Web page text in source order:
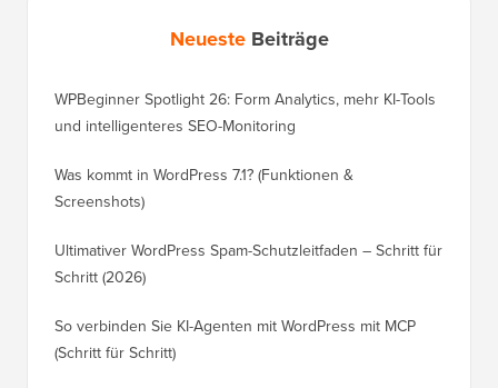
Neueste Beiträge
WPBeginner Spotlight 26: Form Analytics, mehr KI-Tools
und intelligenteres SEO-Monitoring
Was kommt in WordPress 7.1? (Funktionen &
Screenshots)
Ultimativer WordPress Spam-Schutzleitfaden – Schritt für
Schritt (2026)
So verbinden Sie KI-Agenten mit WordPress mit MCP
(Schritt für Schritt)